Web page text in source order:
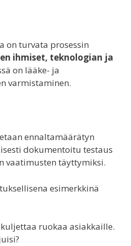
on turvata prosessin
ihmiset, teknologian ja
on lääke- ja
varmistaminen.
ennaltamäärätyn
dokumentoitu testaus
vaatimusten täyttymiksi.
esimerkkinä
ruokaa asiakkaille.